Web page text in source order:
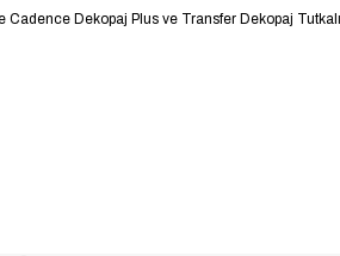
Cadence Dekopaj Plus ve Transfer Dekopaj